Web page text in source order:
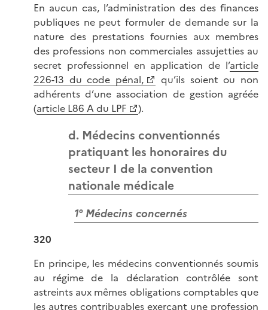
En aucun cas, l’administration des des finances
publiques ne peut formuler de demande sur la
nature des prestations fournies aux membres
des professions non commerciales assujetties au
secret professionnel en application de l’article
226-13 du code pénal,
qu’ils soient ou non
adhérents d’une association de gestion agréée
(article L86 A du LPF ).
d. Médecins conventionnés
pratiquant les honoraires du
secteur I de la convention
nationale médicale
1° Médecins concernés
320
En principe, les médecins conventionnés soumis
au régime de la déclaration contrôlée sont
astreints aux mêmes obligations comptables que
les autres contribuables exerçant une profession